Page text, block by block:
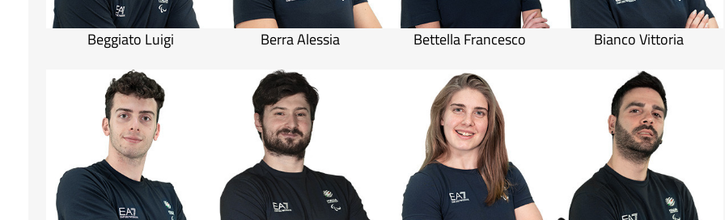
Beggiato Luigi Berra Alessia Bettella Francesco Bianco Vittoria